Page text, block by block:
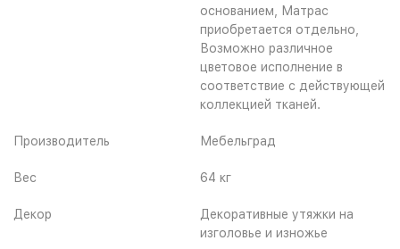
основанием, Матрас
приобретается отдельно,
Возможно различное
цветовое исполнение в
соответствие с действующей
коллекцией тканей.
Производитель Мебельград
Вес 64 кг
Декор
Декоративные утяжки на
изголовье и изножье